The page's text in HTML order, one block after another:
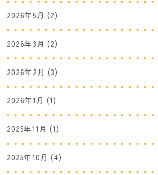
2026年5月 (2)
2026年3月 (2)
2026年2月 (3)
2026年1月 (1)
2025年11月 (1)
2025年10月 (4)